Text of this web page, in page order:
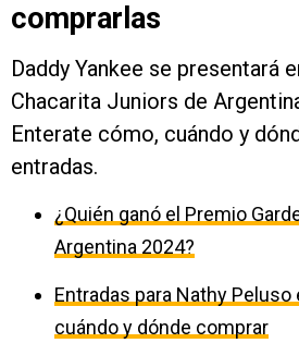
comprarlas
Daddy Yankee se presentará
Chacarita Juniors de
Enterate cómo, cuándo y
entradas.
¿Quién ganó el Premio
Argentina 2024?
Entradas para Nathy Peluso
cuándo y dónde comprar